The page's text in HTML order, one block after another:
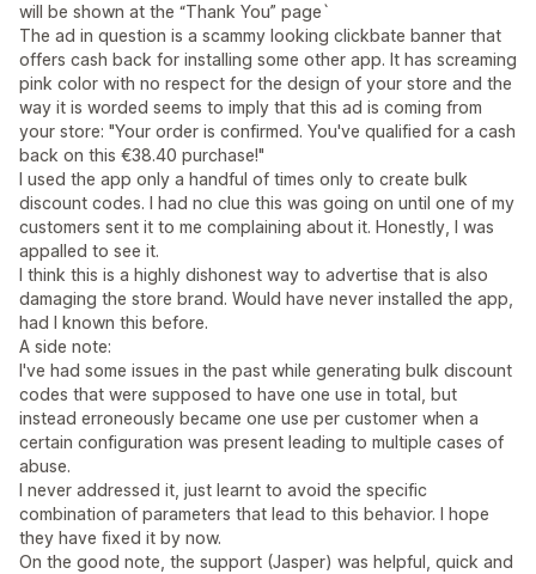
will be shown at the “Thank You” page`
The ad in question is a scammy looking clickbate banner that
offers cash back for installing some other app. It has screaming
pink color with no respect for the design of your store and the
way it is worded seems to imply that this ad is coming from
your store: "Your order is confirmed. You've qualified for a cash
back on this €38.40 purchase!"
I used the app only a handful of times only to create bulk
discount codes. I had no clue this was going on until one of my
customers sent it to me complaining about it. Honestly, I was
appalled to see it.
I think this is a highly dishonest way to advertise that is also
damaging the store brand. Would have never installed the app,
had I known this before.
A side note:
I've had some issues in the past while generating bulk discount
codes that were supposed to have one use in total, but
instead erroneously became one use per customer when a
certain configuration was present leading to multiple cases of
abuse.
I never addressed it, just learnt to avoid the specific
combination of parameters that lead to this behavior. I hope
they have fixed it by now.
On the good note, the support (Jasper) was helpful, quick and